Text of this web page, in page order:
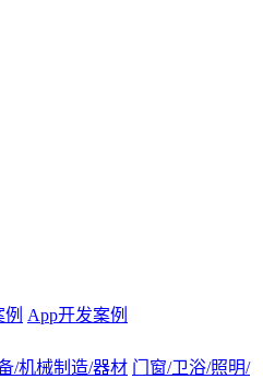
App开发案例
/机械制造/器材 门窗/卫浴/照明/